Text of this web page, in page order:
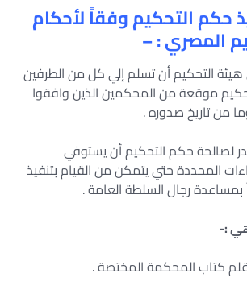
حكم التحكيم وفقاً لأحكام
المصري : –
التحكيم أن تسلم إلي كل من الطرفين
موقعة من المحكمين الذين وافقوا
من تاريخ صدوره .
لصالحة حكم التحكيم أن يستوفي
المحددة حتي يتمكن من القيام بتنفيذ
بمساعدة رجال السلطة العامة .
:-
كتاب المحكمة المختصة .